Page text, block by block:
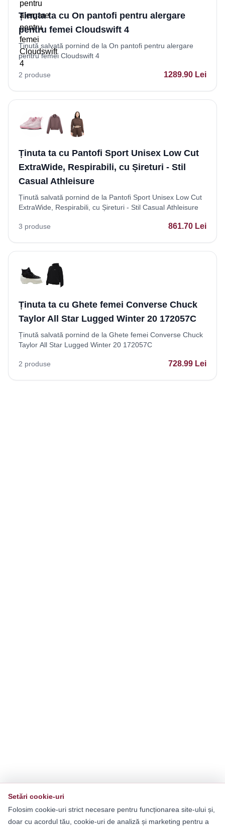
Ținuta ta cu On pantofi pentru alergare
pentru femei Cloudswift 4
Ținută salvată pornind de la On pantofi pentru alergare
pentru femei Cloudswift 4
2 produse 1289.90 Lei
Ținuta ta cu Pantofi Sport Unisex Low Cut
ExtraWide, Respirabili, cu Șireturi - Stil
Casual Athleisure
Ținută salvată pornind de la Pantofi Sport Unisex Low Cut
ExtraWide, Respirabili, cu Șireturi - Stil Casual Athleisure
3 produse 861.70 Lei
Ținuta ta cu Ghete femei Converse Chuck
Taylor All Star Lugged Winter 20 172057C
Ținută salvată pornind de la Ghete femei Converse Chuck
Taylor All Star Lugged Winter 20 172057C
2 produse 728.99 Lei
Setări cookie-uri
Folosim cookie-uri strict necesare pentru funcționarea site-ului și,
doar cu acordul tău, cookie-uri de analiză și marketing pentru a